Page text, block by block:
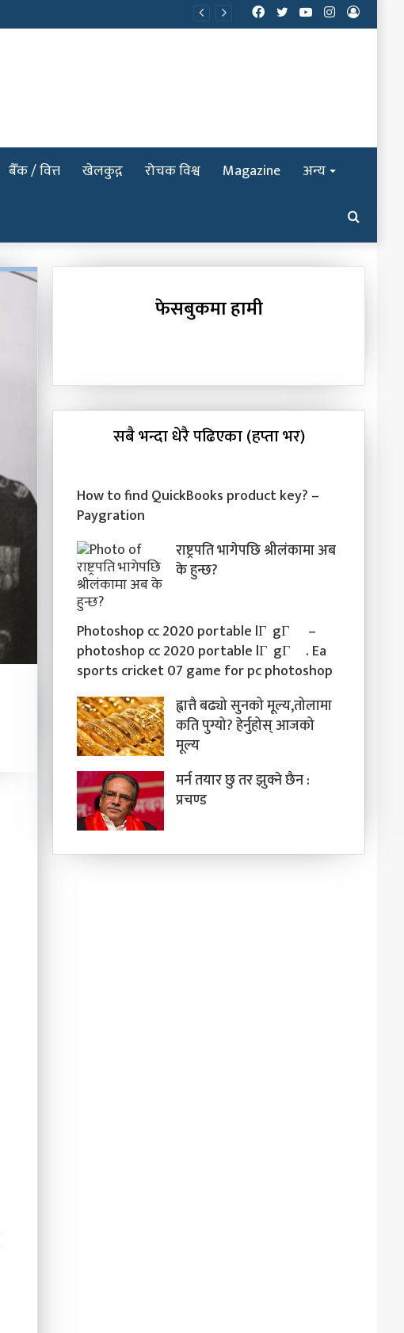
Log
Instagram
YouTube
Twitter
Facebook
बैँक / वित्त खेलकुद़़ रोचक विश्व Magazine अन्य
Search
for
फेसबुकमा हामी
सबै भन्दा धेरै पढिएका (हप्ता भर)
How to find QuickBooks product key? –
Paygration
राष्ट्रपति भागेपछि श्रीलंकामा अब
के हुन्छ?
Photoshop cc 2020 portable lГ gГ¬ –
photoshop cc 2020 portable lГ gГ¬. Ea
sports cricket 07 game for pc photoshop
ह्वात्तै बढ्यो सुनको मूल्य,तोलामा
कति पुग्यो? हेर्नुहोस् आजको
मूल्य
मर्न तयार छु तर झुक्ने छैन :
प्रचण्ड